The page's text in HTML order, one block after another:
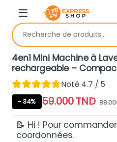
Skip to navigation
Skip to content
Recherche pour :
4en1 Mini Machine à
rechargeable –
Noté 4.7 / 5
- 34% 59.000TND
📝 Hi ! Pour
coordonnées.